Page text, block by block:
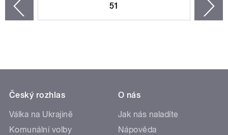
51
Český rozhlas
Válka na Ukrajině
Komunální volby
O nás
Jak nás naladíte
Nápověda